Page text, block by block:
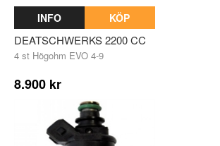
INFO KÖP
DEATSCHWERKS 2200 CC
4 st Högohm EVO 4-9
8.900 kr